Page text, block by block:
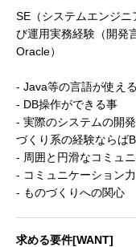
SE（システムエンジ
び運用実務経験（開発
Oracle）
- Java等の言語が使え
- DB操作ができる事
- 実際のシステムの開
づくり系の経験ならば
- 周囲と円滑なコミュ
- コミュニケーション力
- ものづくりへの関心
求める要件[WANT]